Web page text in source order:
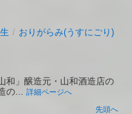
生 / おりがらみ(うすにごり)
和」醸造元・山和酒造店の
の... 詳細ページへ
先頭へ